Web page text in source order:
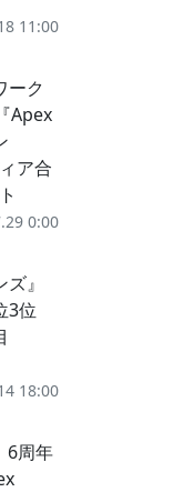
11:00
ーク
Apex
ア合
0:00
』
3位
18:00
6周年